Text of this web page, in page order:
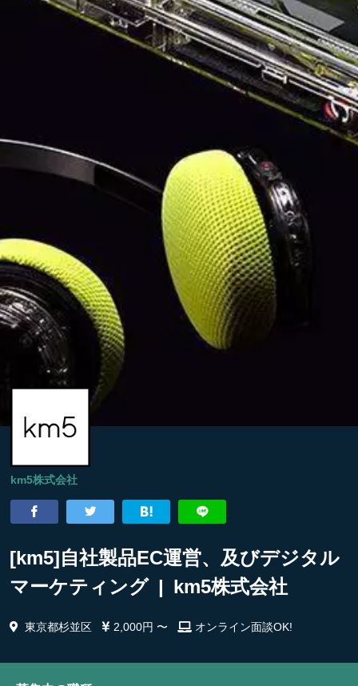
km5株式会社
[km5]自社製品EC運営、及びデジタル
マーケティング | km5株式会社
東京都杉並区 2,000円 〜 オンライン面談OK!